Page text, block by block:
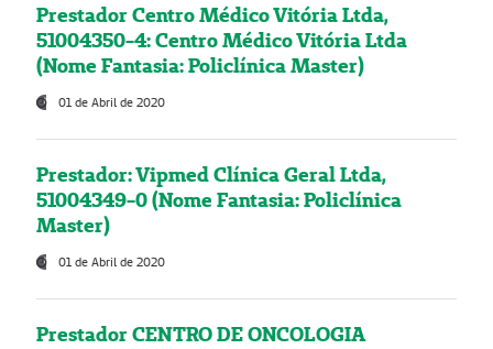
Prestador Centro Médico Vitória Ltda,
51004350-4: Centro Médico Vitória Ltda
(Nome Fantasia: Policlínica Master)
01 de Abril de 2020
Prestador: Vipmed Clínica Geral Ltda,
51004349-0 (Nome Fantasia: Policlínica
Master)
01 de Abril de 2020
Prestador CENTRO DE ONCOLOGIA